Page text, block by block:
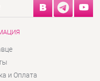
и Оплата